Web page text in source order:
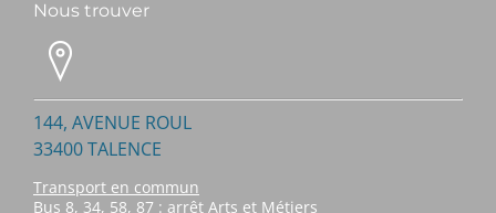
Nous trouver
144, AVENUE ROUL
33400 TALENCE
Transport en commun
Bus 8, 34, 58, 87 : arrêt Arts et Métiers